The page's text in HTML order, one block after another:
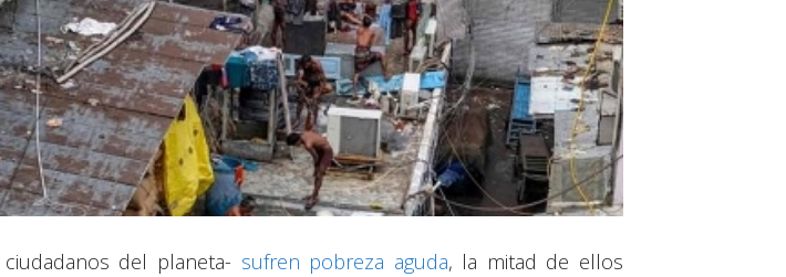
del planeta- sufren pobreza aguda, la mitad de ellos